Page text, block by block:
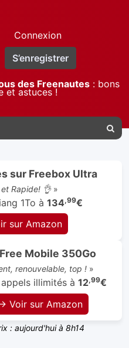
Connexion
S’enregistrer
des Freenautes: bons
et astuces !
sur Freebox Ultra
Rapide! 👌»
1To à 134,99€
sur Amazon
Mobile 350Go
renouvelable, top !»
illimités à 12,99€
Voir sur Amazon
: aujourd'hui à 8h14